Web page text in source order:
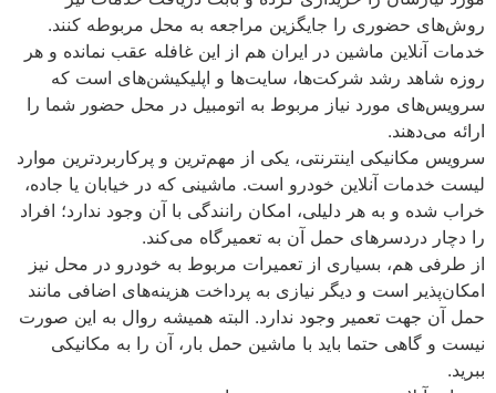
روش‌های حضوری را جایگزین مراجعه به محل مربوطه كنند.
خدمات آنلاین ماشین در ایران هم از این غافله عقب نمانده و هر
روزه شاهد رشد شركت‌ها، سایت‌ها و اپلیكیشن‌های است كه
سرویس‌های مورد نیاز مربوط به اتومبیل در محل حضور شما را
ارائه می‌دهند.
سرویس مكانیكی اینترنتی، یكی از مهم‌ترین و پركاربردترین موارد
لیست خدمات آنلاین خودرو است. ماشینی كه در خیابان یا جاده،
خراب شده و به هر دلیلی، امكان رانندگی با آن وجود ندارد؛ افراد
را دچار دردسرهای حمل آن به تعمیرگاه می‌كند.
از طرفی هم، بسیاری از تعمیرات مربوط به خودرو در محل نیز
امكان‌پذیر است و دیگر نیازی به پرداخت هزینه‌های اضافی مانند
حمل آن جهت تعمیر وجود ندارد. البته همیشه روال به این صورت
نیست و گاهی حتما باید با ماشین حمل بار، آن را به مكانیكی
ببرید.